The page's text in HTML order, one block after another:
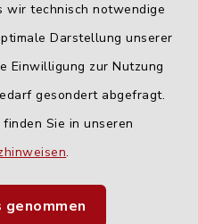
wir technisch notwendige
Darstellung unserer
Einwilligung zur Nutzung
gesondert abgefragt.
Sie in unseren
.
genommen